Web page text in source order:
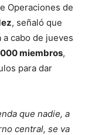
Operaciones de
, señaló que
a cabo de jueves
miembros,
para dar
que nadie, a
central, se va